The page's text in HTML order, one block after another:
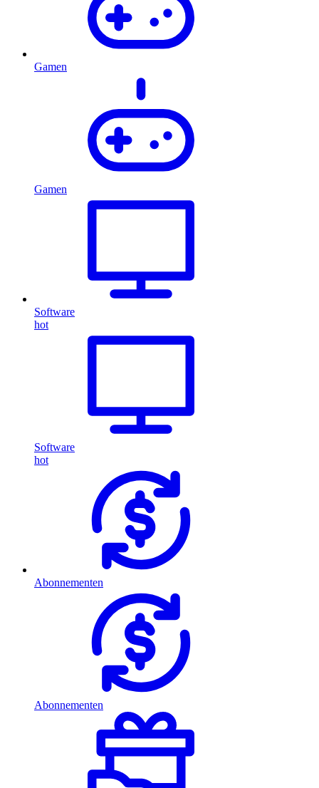
Gamen
Gamen
Software
hot
Software
hot
Abonnementen
Abonnementen